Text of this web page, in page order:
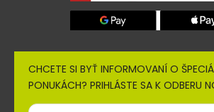
CHCETE SI BYŤ INFORMOVANÍ O
PONUKÁCH? PRIHLÁSTE SA K ODBERU